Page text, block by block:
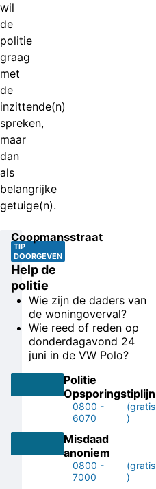
wil
de
politie
graag
met
de
inzittende(n)
spreken,
maar
dan
als
belangrijke
getuige(n).
TIP
DOORGEVEN
Help de
politie
Wie zijn de daders van
de woningoverval?
Wie reed of reden op
donderdagavond 24
juni in de VW Polo?
Politie
Opsporingstiplijn
0800 -
6070
(gratis
)
Misdaad
anoniem
0800 -
7000
(gratis
)
Coopmansstraat